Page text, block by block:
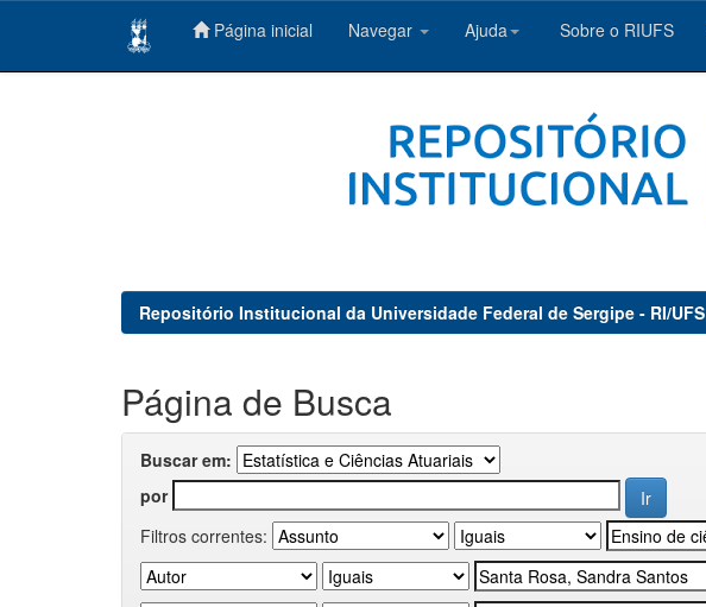
Página inicial Navegar Ajuda Sobre o RIUFS
Repositório Institucional da Universidade Federal de Sergipe - RI/UFS
Página de Busca
Buscar em:
por
Filtros correntes: